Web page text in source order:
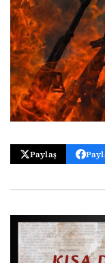
Paylaş